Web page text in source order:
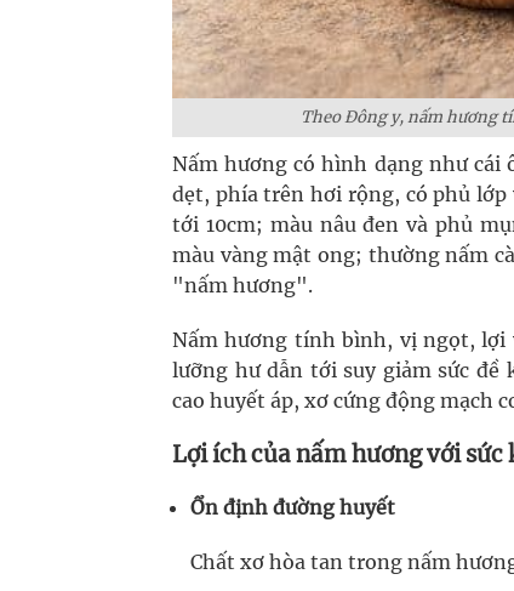
Theo Đông y, nấm hương
Nấm hương có hình dạng như
dẹt, phía trên hơi rộng, có phủ
tới 10cm; màu nâu đen và phủ
màu vàng mật ong; thường nấm
"nấm hương".
Nấm hương tính bình, vị ngọt, lợi
lưỡng hư dẫn tới suy giảm sức đề
cao huyết áp, xơ cứng động mạch
Lợi ích của nấm hương với sức
Ổn định đường huyết
Chất xơ hòa tan trong nấm